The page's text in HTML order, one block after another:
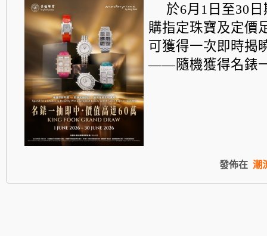
於6月1日至30
購指定珠寶及定價
可獲得一次即時揭
——隨機獲得名錶
發佈在 潮